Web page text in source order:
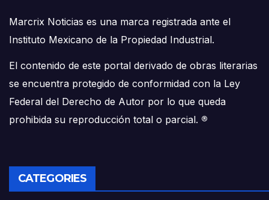
Marcrix Noticias es una marca registrada ante el
Instituto Mexicano de la Propiedad Industrial.
El contenido de este portal derivado de obras literarias
se encuentra protegido de conformidad con la Ley
Federal del Derecho de Autor por lo que queda
prohibida su reproducción total o parcial. ®
CATEGORIES